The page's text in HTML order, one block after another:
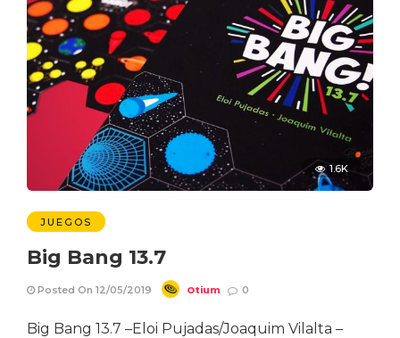
1.6K
JUEGOS
Big Bang 13.7
Posted On 12/05/2019 Otium 0
Big Bang 13.7 –Eloi Pujadas/Joaquim Vilalta –